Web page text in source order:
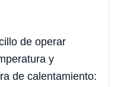
de operar
y
de calentamiento: